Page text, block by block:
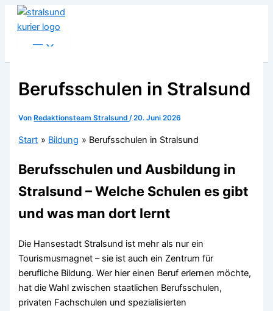
Zum
Inhalt
Berufsschulen in Stralsund
Von Redaktionsteam Stralsund/20. Juni 2026
Start Bildung Berufsschulen in Stralsund
Berufsschulen und Ausbildung in
Stralsund – Welche Schulen es gibt
und was man dort lernt
Die Hansestadt Stralsund ist mehr als nur ein
Tourismusmagnet – sie ist auch ein Zentrum für
berufliche Bildung. Wer hier einen Beruf erlernen möchte,
hat die Wahl zwischen staatlichen Berufsschulen,
privaten Fachschulen und spezialisierten